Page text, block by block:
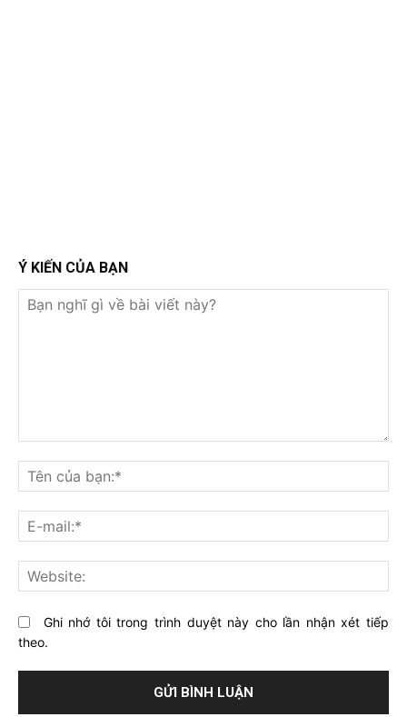
Ý KIẾN CỦA BẠN
nghĩ
gì
về
bài
viết
này?
Ghi nhớ tôi trong trình duyệt này cho lần nhận xét tiếp
theo.